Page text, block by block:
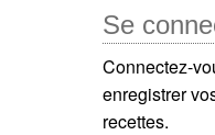
Se
Connectez-
enregistrer
recettes.